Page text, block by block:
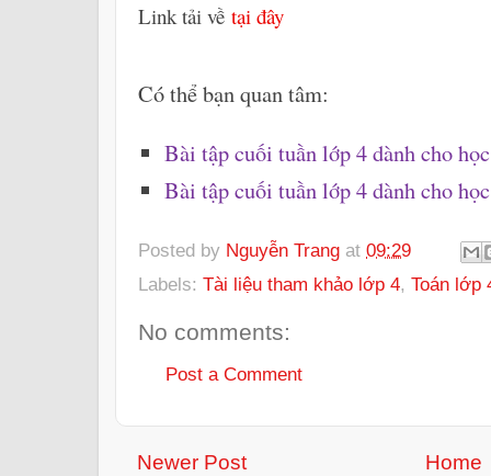
Link tải về tại đây
Có thể bạn quan tâm:
Bài tập cuối tuần lớp 4 dành cho
Bài tập cuối tuần lớp 4 dành cho
Posted by Nguyễn Trang at 09:29
Labels: Tài liệu tham khảo lớp 4, Toán lớp
No comments:
Post a Comment
Newer Post Home